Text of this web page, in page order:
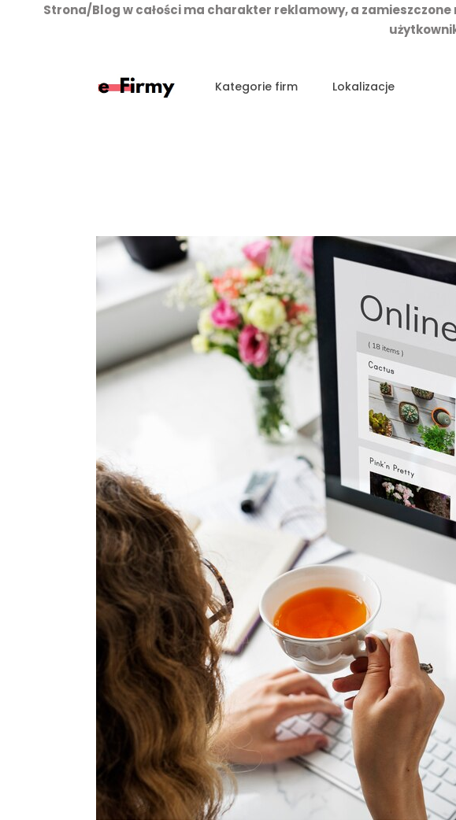
Strona/Blog w całości ma charakter reklamowy, a
Kategorie firm Lokalizacje